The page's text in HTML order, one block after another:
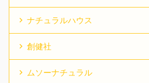
ナチュラルハウス
創健社
ムソーナチュラル